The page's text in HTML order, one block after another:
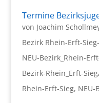
Termine
von Joachim
Bezirk Rhein-Erft-
NEU-Bezirk_Rhein-
Bezirk-Rhein_Erft-
Rhein-Erft-Sieg, NEU-